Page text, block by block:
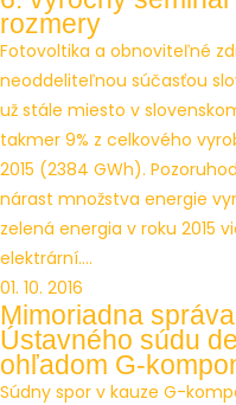
rozmery
Fotovoltika a obnoviteľné
neoddeliteľnou súčasťou
už stále miesto v
takmer 9% z celkového
2015 (2384 GWh).
nárast množstva energie
zelená energia v roku 2015
elektrární....
01. 10. 2016
Mimoriadna
Ústavného súdu
ohľadom G-
Súdny spor v kauze G-